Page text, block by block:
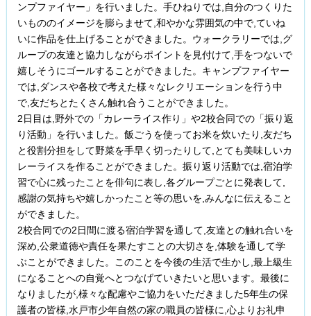
ンプファイヤー」を行いました。手ひねりでは,自分のつくりた
いもののイメージを膨らませて,和やかな雰囲気の中で,ていね
いに作品を仕上げることができました。ウォークラリーでは,グ
ループの友達と協力しながらポイントを見付けて,手をつないで
嬉しそうにゴールすることができました。キャンプファイヤー
では,ダンスや各校で考えた様々なレクリエーションを行う中
で,友だちとたくさん触れ合うことができました。
2日目は,野外での「カレーライス作り」や2校合同での「振り返
り活動」を行いました。飯ごうを使ってお米を炊いたり,友だち
と役割分担をして野菜を手早く切ったりして,とても美味しいカ
レーライスを作ることができました。振り返り活動では,宿泊学
習で心に残ったことを俳句に表し,各グループごとに発表して,
感謝の気持ちや嬉しかったこと等の思いを,みんなに伝えること
ができました。
2校合同での2日間に渡る宿泊学習を通して,友達との触れ合いを
深め,公衆道徳や責任を果たすことの大切さを,体験を通して学
ぶことができました。このことを今後の生活で生かし,最上級生
になることへの自覚へとつなげていきたいと思います。最後に
なりましたが,様々な配慮やご協力をいただきました5年生の保
護者の皆様,水戸市少年自然の家の職員の皆様に,心よりお礼申